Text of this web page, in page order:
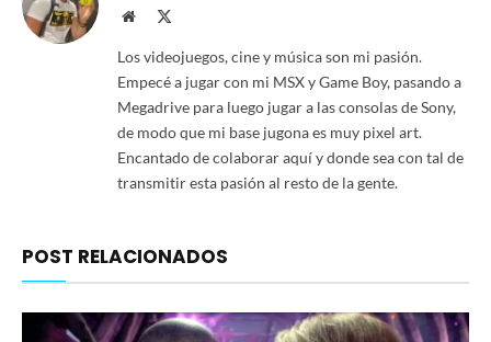
Website
Los videojuegos, cine y música son mi pasión.
Empecé a jugar con mi MSX y Game Boy, pasando a
Megadrive para luego jugar a las consolas de Sony,
de modo que mi base jugona es muy pixel art.
Encantado de colaborar aquí y donde sea con tal de
transmitir esta pasión al resto de la gente.
POST RELACIONADOS